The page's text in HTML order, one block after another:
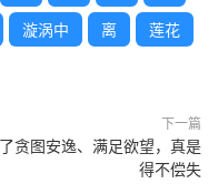
漩涡中 离 莲花
下一篇
贪图安逸、满足欲望，真是
得不偿失